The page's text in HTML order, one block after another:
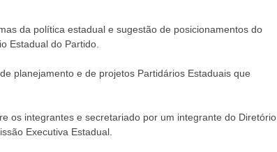
da política estadual e sugestão de posicionamentos do
Estadual do Partido.
planejamento e de projetos Partidários Estaduais que
os integrantes e secretariado por um integrante do Diretório
Executiva Estadual.